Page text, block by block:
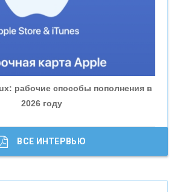
КРЕДИТНЫЙ БАНК»
рабочие способы пополнения в
2026 году
ВСЕ ИНТЕРВЬЮ